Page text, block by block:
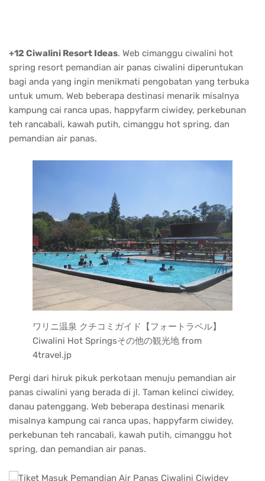
+12 Ciwalini Resort Ideas. Web cimanggu ciwalini hot
spring resort pemandian air panas ciwalini diperuntukan
bagi anda yang ingin menikmati pengobatan yang terbuka
untuk umum. Web beberapa destinasi menarik misalnya
kampung cai ranca upas, happyfarm ciwidey, perkebunan
teh rancabali, kawah putih, cimanggu hot spring, dan
pemandian air panas.
ワリニ温泉 クチコミガイド【フォートラベル】
Ciwalini Hot Springsその他の観光地 from
4travel.jp
Pergi dari hiruk pikuk perkotaan menuju pemandian air
panas ciwalini yang berada di jl. Taman kelinci ciwidey,
danau patenggang. Web beberapa destinasi menarik
misalnya kampung cai ranca upas, happyfarm ciwidey,
perkebunan teh rancabali, kawah putih, cimanggu hot
spring, dan pemandian air panas.